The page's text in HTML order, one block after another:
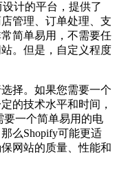
计的平台，提供了
管理、订单处理、支
简单易用，不需要任
。但是，自定义程度
择。如果您需要一个
的技术水平和时间，
要一个简单易用的电
么Shopify可能更适
网站的质量、性能和